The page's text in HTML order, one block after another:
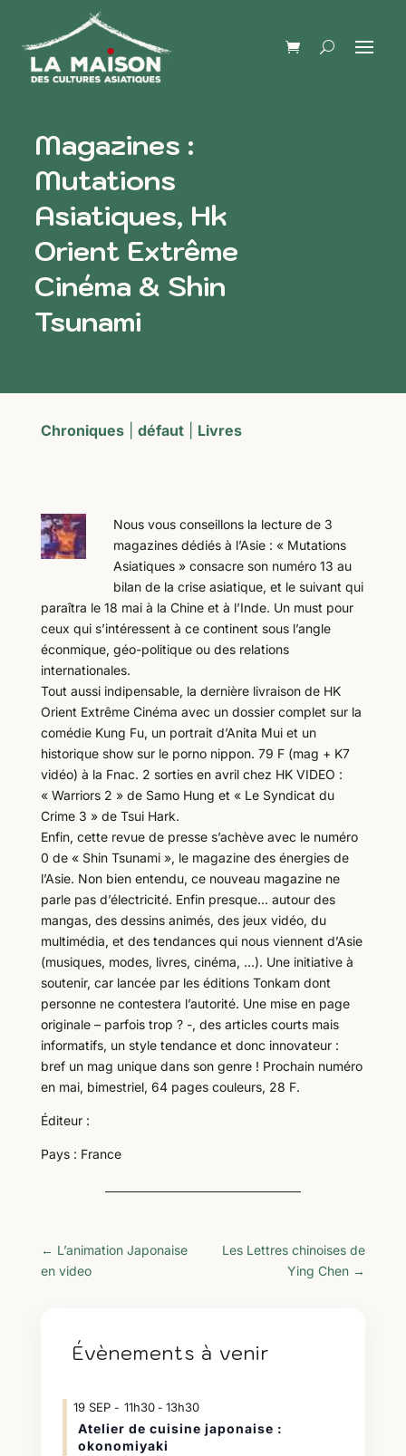
Magazines :
Mutations
Asiatiques, Hk
Orient Extrême
Cinéma & Shin
Tsunami
Chroniques| défaut| Livres
Nous vous conseillons la lecture de 3
magazines dédiés à l’Asie : « Mutations
Asiatiques » consacre son numéro 13 au
bilan de la crise asiatique, et le suivant qui
paraîtra le 18 mai à la Chine et à l’Inde. Un must pour
ceux qui s’intéressent à ce continent sous l’angle
éconmique, géo-politique ou des relations
internationales.
Tout aussi indipensable, la dernière livraison de HK
Orient Extrême Cinéma avec un dossier complet sur la
comédie Kung Fu, un portrait d’Anita Mui et un
historique show sur le porno nippon. 79 F (mag + K7
vidéo) à la Fnac. 2 sorties en avril chez HK VIDEO :
« Warriors 2 » de Samo Hung et « Le Syndicat du
Crime 3 » de Tsui Hark.
Enfin, cette revue de presse s’achève avec le numéro
0 de « Shin Tsunami », le magazine des énergies de
l’Asie. Non bien entendu, ce nouveau magazine ne
parle pas d’électricité. Enfin presque… autour des
mangas, des dessins animés, des jeux vidéo, du
multimédia, et des tendances qui nous viennent d’Asie
(musiques, modes, livres, cinéma, …). Une initiative à
soutenir, car lancée par les éditions Tonkam dont
personne ne contestera l’autorité. Une mise en page
originale – parfois trop ? -, des articles courts mais
informatifs, un style tendance et donc innovateur :
bref un mag unique dans son genre ! Prochain numéro
en mai, bimestriel, 64 pages couleurs, 28 F.
Éditeur :
Pays : France
← L’animation Japonaise
en video
Les Lettres chinoises de
Ying Chen →
Évènements à venir
19 SEP 11h30- 13h30
Atelier de cuisine japonaise :
okonomiyaki